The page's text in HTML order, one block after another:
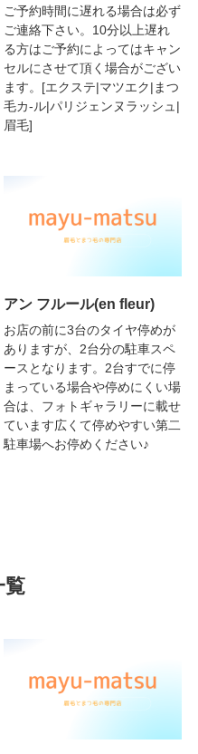
ご予約時間に遅れる場合は必ず
ご連絡下さい。10分以上遅れ
る方はご予約によってはキャン
セルにさせて頂く場合がござい
ます。[エクステ|マツエク|まつ
毛カ-ル|パリジェンヌラッシュ|
眉毛]
アン フルール(en fleur)
お店の前に3台のタイヤ停めが
ありますが、2台分の駐車スペ
ースとなります。2台すでに停
まっている場合や停めにくい場
合は、フォトギャラリーに載せ
ています広くて停めやすい第二
駐車場へお停めください♪
覧